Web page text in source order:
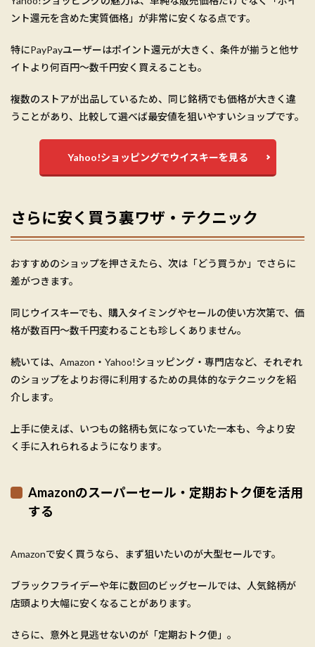
ント還元を含めた実質価格」が非常に安くなる点です。
特にPayPayユーザーはポイント還元が大きく、条件が揃うと他サ
イトより何百円〜数千円安く買えることも。
複数のストアが出品しているため、同じ銘柄でも価格が大きく違
うことがあり、比較して選べば最安値を狙いやすいショップです。
Yahoo!ショッピングでウイスキーを見る
さらに安く買う裏ワザ・テクニック
おすすめのショップを押さえたら、次は「どう買うか」でさらに
差がつきます。
同じウイスキーでも、購入タイミングやセールの使い方次第で、価
格が数百円〜数千円変わることも珍しくありません。
続いては、Amazon・Yahoo!ショッピング・専門店など、それぞれ
のショップをよりお得に利用するための具体的なテクニックを紹
介します。
上手に使えば、いつもの銘柄も気になっていた一本も、今より安
く手に入れられるようになります。
Amazonのスーパーセール・定期おトク便を活用
する
Amazonで安く買うなら、まず狙いたいのが大型セールです。
ブラックフライデーや年に数回のビッグセールでは、人気銘柄が
店頭より大幅に安くなることがあります。
さらに、意外と見逃せないのが「定期おトク便」。